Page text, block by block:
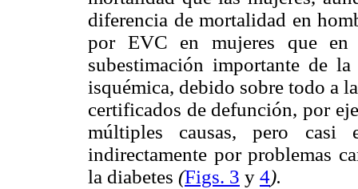
diferencia de mortalidad en
por EVC en mujeres que en
subestimación importante de
isquémica, debido sobre todo a
certificados de defunción, por
múltiples causas, pero
indirectamente por problemas
la diabetes (Figs. 3 y 4).